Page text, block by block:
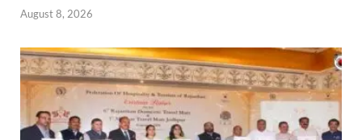
August 8, 2026